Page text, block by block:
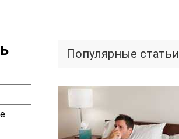
Популярные статьи